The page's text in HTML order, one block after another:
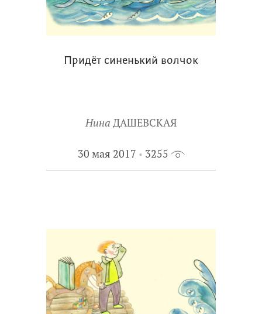
Придёт синенький волчок
Нина ДАШЕВСКАЯ
30 мая 2017 3255